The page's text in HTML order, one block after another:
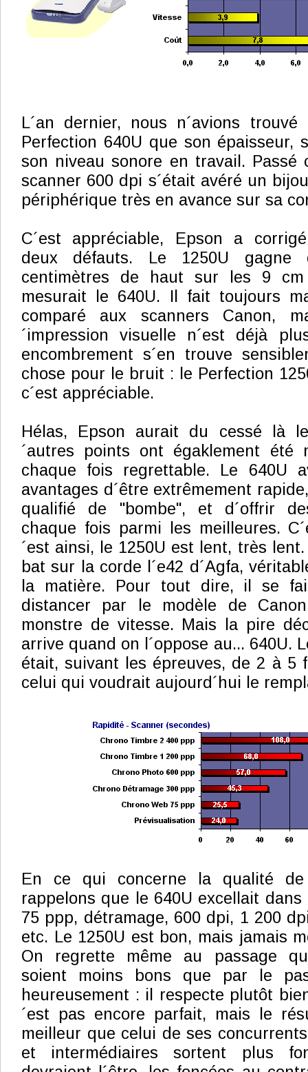
L´an dernier, nous n´avions
Perfection 640U que son épaisseur,
son niveau sonore en travail. Passé
scanner 600 dpi s´était avéré un
périphérique très en avance sur sa
C´est appréciable, Epson a
deux défauts. Le 1250U gagne
centimètres de haut sur les 9
mesurait le 640U. Il fait toujours
comparé aux scanners Canon,
´impression visuelle n´est déjà
encombrement s´en trouve
chose pour le bruit : le Perfection
c´est appréciable.
Hélas, Epson aurait du cessé là
´autres points ont égaklement été
chaque fois regrettable. Le 640U
avantages d´être extrêmement
qualifié de "bombe", et d´offrir
chaque fois parmi les meilleures.
´est ainsi, le 1250U est lent, très
bat sur la corde l´e42 d´Agfa,
la matière. Pour tout dire, il se
distancer par le modèle de
monstre de vitesse. Mais la pire
arrive quand on l´oppose au... 640U.
était, suivant les épreuves, de 2 à 5
celui qui voudrait aujourd´hui le
En ce qui concerne la qualité de
rappelons que le 640U excellait
75 ppp, détramage, 600 dpi, 1 200
etc. Le 1250U est bon, mais jamais
On regrette même au passage
soient moins bons que par le
heureusement : il respecte plutôt
´est pas encore parfait, mais le
meilleur que celui de ses
et intermédiaires sortent plus